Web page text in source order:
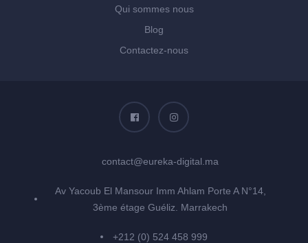
Qui sommes nous
Blog
Contactez-nous
contact@eureka-digital.ma
Av Yacoub El Mansour Imm Ahlam Porte A N°14,
3ème étage Guéliz. Marrakech
+212 (0) 524 458 999